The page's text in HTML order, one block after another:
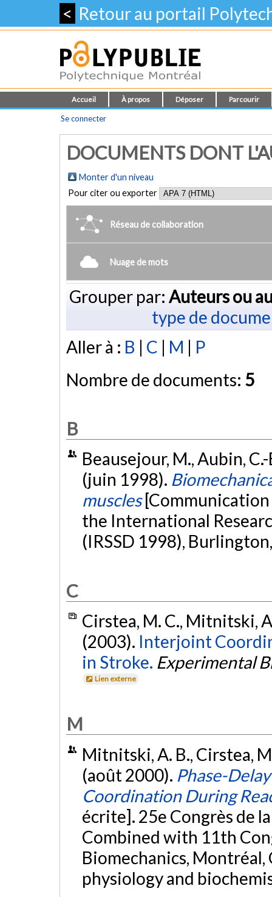
< Retour au portail
Accueil À propos Déposer Parcourir
Se connecter
DOCUMENTS DONT
Monter d'un niveau
Pour citer ou exporter
Réseau de collaboration
Nuage de mots
Grouper par: Auteurs ou
type de
Aller à : B | C | M | P
Nombre de documents: 5
B
Beausejour, M., Aubin,
(juin 1998).
muscles
the International
(IRSSD 1998),
C
Cirstea, M. C., Mitnitski,
(2003). Interjoint
in Stroke. Experimental
Lien externe
M
Mitnitski, A. B., Cirstea,
(août 2000). Phase-
Coordination During
écrite]. 25e Congrès de
Combined with 11th
Biomechanics,
physiology and